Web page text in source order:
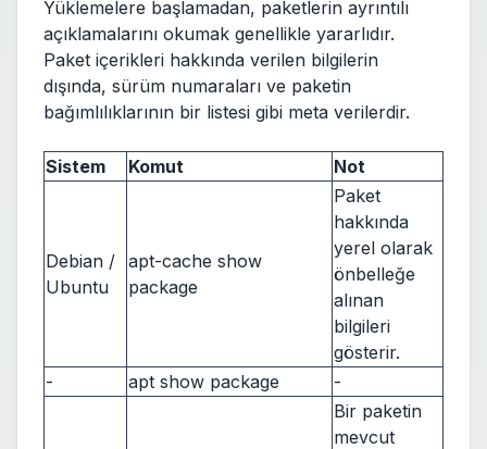
Yüklemelere başlamadan, paketlerin ayrıntılı
açıklamalarını okumak genellikle yararlıdır.
Paket içerikleri hakkında verilen bilgilerin
dışında, sürüm numaraları ve paketin
bağımlılıklarının bir listesi gibi meta verilerdir.
Sistem Komut Not
Debian /
Ubuntu
apt-cache show
package
Paket
hakkında
yerel olarak
önbelleğe
alınan
bilgileri
gösterir.
-
apt show package -
Bir paketin
mevcut